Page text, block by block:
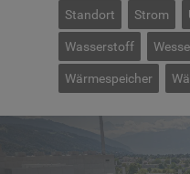
Standort Strom
Wasserstoff
Wärmespeicher